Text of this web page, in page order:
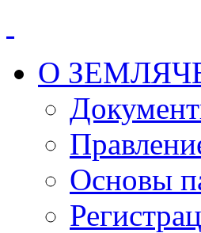
О
Основы